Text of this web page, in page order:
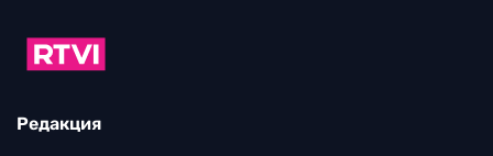
Редакция